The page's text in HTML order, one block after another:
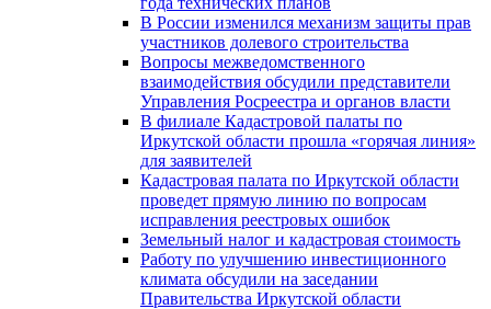
В России изменился механизм защиты прав
участников долевого строительства
Вопросы межведомственного
взаимодействия обсудили представители
Управления Росреестра и органов власти
В филиале Кадастровой палаты по
Иркутской области прошла «горячая линия»
для заявителей
Кадастровая палата по Иркутской области
проведет прямую линию по вопросам
исправления реестровых ошибок
Земельный налог и кадастровая стоимость
Работу по улучшению инвестиционного
климата обсудили на заседании
Правительства Иркутской области